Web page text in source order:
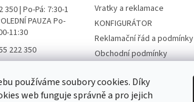
používáme soubory cookies. Díky
web funguje správně a pro jejich
350 | Po-Pá: 7:30-1
PAUZA Po-
11:30
222 350
Vratky a reklamace
KONFIGURÁTOR
Reklamační řád a podmínky
Obchodní podmínky
údajů
Hodnocení obchodu